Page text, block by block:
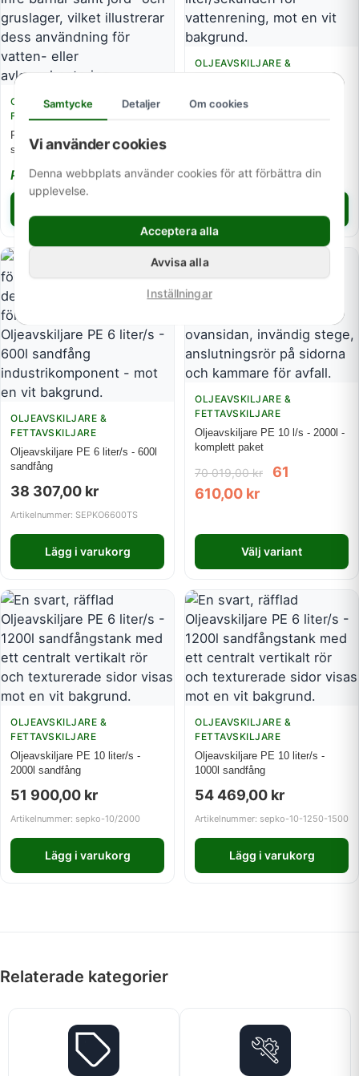
Samtycke Detaljer Om cookies
Vi använder cookies
Denna webbplats använder cookies för att förbättra din
upplevelse.
Acceptera alla
Avvisa alla
Inställningar
OLJEAVSKILJARE &
FETTAVSKILJARE
Fettavskiljare PE 2-25 liter/
sekunden
Pris på förfrågan
OLJEAVSKILJARE &
sekunden
OLJEAVSKILJARE &
FETTAVSKILJARE
Oljeavskiljare PE 6 liter/s - 600l
sandfång
38 307,00 kr
Artikelnummer: SEPKO6600TS
Lägg i varukorg
PAKETPRIS
OLJEAVSKILJARE &
FETTAVSKILJARE
Oljeavskiljare PE 10 l/s - 2000l -
komplett paket
70 019,00kr
61
610,00 kr
Välj variant
OLJEAVSKILJARE &
FETTAVSKILJARE
Oljeavskiljare PE 10 liter/s -
2000l sandfång
51 900,00 kr
Artikelnummer: sepko-10/2000
Lägg i varukorg
OLJEAVSKILJARE &
FETTAVSKILJARE
Oljeavskiljare PE 10 liter/s -
1000l sandfång
54 469,00 kr
Artikelnummer: sepko-10-1250-1500
Lägg i varukorg
Relaterade kategorier